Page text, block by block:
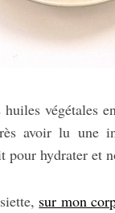
végétales
avoir lu une
pour hydrater et
sur mon